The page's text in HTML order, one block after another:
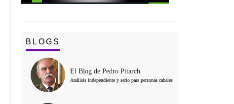
BLOGS
El Blog de Pedro Pitarch
Análisis independiente y serio para personas cabales